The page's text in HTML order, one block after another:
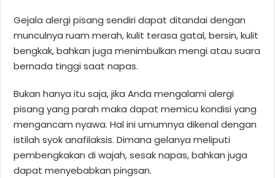
Gejala alergi pisang sendiri dapat ditandai dengan
munculnya ruam merah, kulit terasa gatal, bersin, kulit
bengkak, bahkan juga menimbulkan mengi atau suara
bernada tinggi saat napas.
Bukan hanya itu saja, jika Anda mengalami alergi
pisang yang parah maka dapat memicu kondisi yang
mengancam nyawa. Hal ini umumnya dikenal dengan
istilah syok anafilaksis. Dimana gelanya meliputi
pembengkakan di wajah, sesak napas, bahkan juga
dapat menyebabkan pingsan.